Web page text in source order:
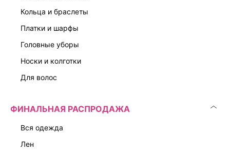
кольца и браслеты
платки и шарфы
головные уборы
носки и колготки
для волос
ФИНАЛЬНАЯ РАСПРОДАЖА
вся одежда
лен